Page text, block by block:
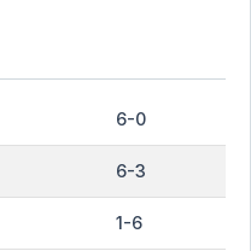
6-0
6-3
1-6